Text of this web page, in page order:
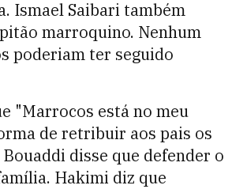
Ismael Saibari também
marroquino. Nenhum
poderiam ter seguido
"Marrocos está no meu
de retribuir aos pais os
disse que defender o
Hakimi diz que